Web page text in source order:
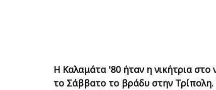
Η Καλαμάτα '80 ήταν η νικήτρια στο
το Σάββατο το βράδυ στην